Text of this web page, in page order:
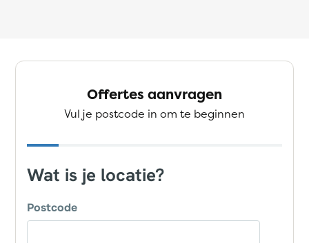
Offertes aanvragen
Vul je postcode in om te beginnen